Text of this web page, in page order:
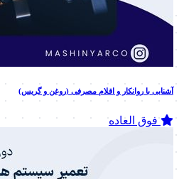
آشنایی با روانکار و اقلام مصرفی (روغن و گریس)
فوق العاده